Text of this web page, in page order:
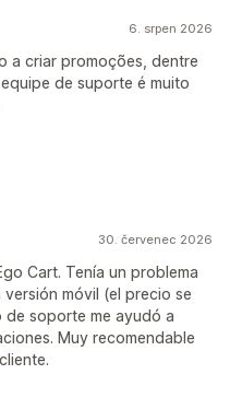
6. srpen 2026
a criar promoções, dentre
de suporte é muito
30. červenec 2026
Cart. Tenía un problema
móvil (el precio se
soporte me ayudó a
Muy recomendable